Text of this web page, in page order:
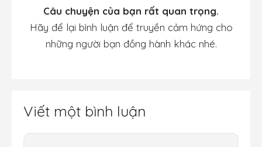
Câu chuyện của bạn rất quan trọng.
Hãy để lại bình luận để truyền cảm hứng cho
những người bạn đồng hành khác nhé.
Viết một bình luận
Bình